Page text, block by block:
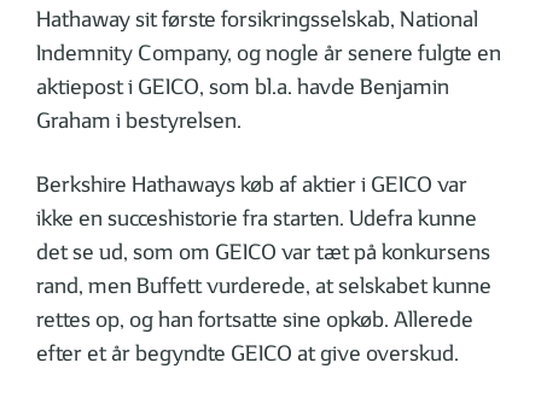
Hathaway sit første forsikringsselskab, National
Indemnity Company, og nogle år senere fulgte en
aktiepost i GEICO, som bl.a. havde Benjamin
Graham i bestyrelsen.
Berkshire Hathaways køb af aktier i GEICO var
ikke en succeshistorie fra starten. Udefra kunne
det se ud, som om GEICO var tæt på konkursens
rand, men Buffett vurderede, at selskabet kunne
rettes op, og han fortsatte sine opkøb. Allerede
efter et år begyndte GEICO at give overskud.